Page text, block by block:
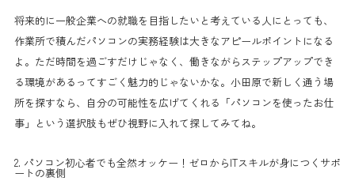
将来的に一般企業への就職を目指したいと考えている人にとっても、
作業所で積んだパソコンの実務経験は大きなアピールポイントになる
よ。ただ時間を過ごすだけじゃなく、働きながらステップアップでき
る環境があるってすごく魅力的じゃないかな。小田原で新しく通う場
所を探すなら、自分の可能性を広げてくれる「パソコンを使ったお仕
事」という選択肢もぜひ視野に入れて探してみてね。
2. パソコン初心者でも全然オッケー！ゼロからITスキルが身につくサポ
ートの裏側